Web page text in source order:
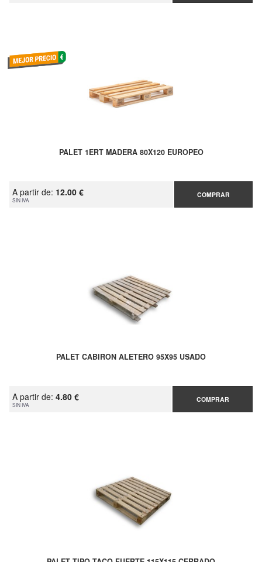
PALET 1ERT MADERA 80X120 EUROPEO
A partir de: 12.00 €
SIN IVA
COMPRAR
PALET CABIRON ALETERO 95X95 USADO
A partir de: 4.80 €
SIN IVA
COMPRAR